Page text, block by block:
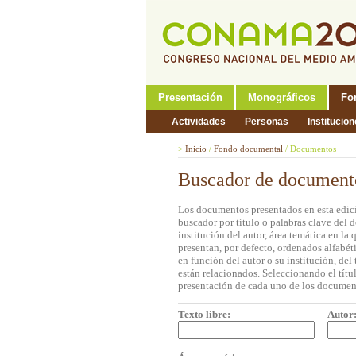
Presentación Monográficos
Actividades Personas
> Inicio / Fondo documental / Documentos
Buscador de
Los documentos presentados en esta
buscador por título o palabras clave del
institución del autor, área temática en la
presentan, por defecto, ordenados
en función del autor o su institución,
están relacionados. Seleccionando el
presentación de cada uno de los
Texto libre: Autor: